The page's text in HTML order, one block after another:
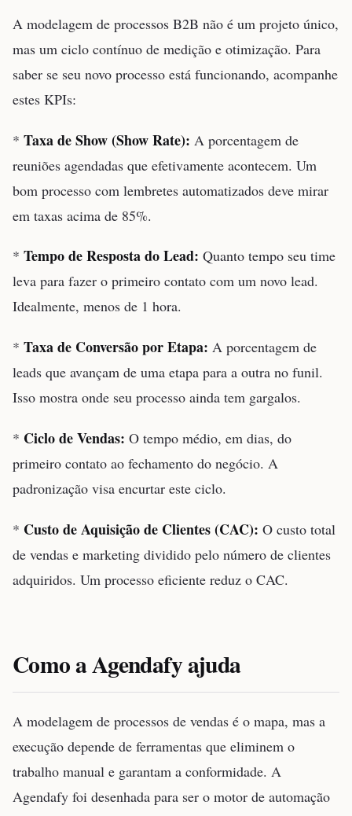
A modelagem de processos B2B não é um projeto único,
mas um ciclo contínuo de medição e otimização. Para
saber se seu novo processo está funcionando, acompanhe
estes KPIs:
* Taxa de Show (Show Rate): A porcentagem de
reuniões agendadas que efetivamente acontecem. Um
bom processo com lembretes automatizados deve mirar
em taxas acima de 85%.
* Tempo de Resposta do Lead: Quanto tempo seu time
leva para fazer o primeiro contato com um novo lead.
Idealmente, menos de 1 hora.
* Taxa de Conversão por Etapa: A porcentagem de
leads que avançam de uma etapa para a outra no funil.
Isso mostra onde seu processo ainda tem gargalos.
* Ciclo de Vendas: O tempo médio, em dias, do
primeiro contato ao fechamento do negócio. A
padronização visa encurtar este ciclo.
* Custo de Aquisição de Clientes (CAC): O custo total
de vendas e marketing dividido pelo número de clientes
adquiridos. Um processo eficiente reduz o CAC.
Como a Agendafy ajuda
A modelagem de processos de vendas é o mapa, mas a
execução depende de ferramentas que eliminem o
trabalho manual e garantam a conformidade. A
Agendafy foi desenhada para ser o motor de automação